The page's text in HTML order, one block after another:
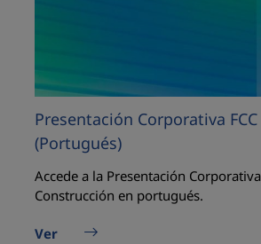
Presentación Corporativa
(Portugués)
Accede a la Presentación Corporativa
Construcción en portugués.
Ver